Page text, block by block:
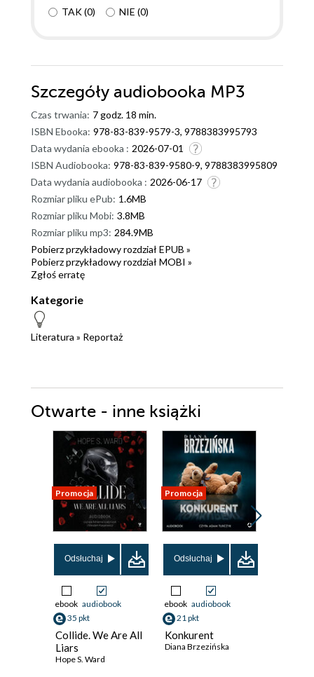
poznawać kolejne sprawy, ktorymi się kiedyś
miłośnikom reportażow, kryminałow i thrillerow.
TAK(0) NIE (0)
Szczegóły audiobooka MP3
Czas trwania: 7 godz. 18 min.
ISBN Ebooka: 978-83-839-9579-3, 9788383995793
Data wydania ebooka : 2026-07-01
ISBN Audiobooka: 978-83-839-9580-9, 9788383995809
Data wydania audiobooka : 2026-06-17
Rozmiar pliku ePub: 1.6MB
Rozmiar pliku Mobi: 3.8MB
Rozmiar pliku mp3: 284.9MB
Pobierz przykładowy rozdział EPUB »
Pobierz przykładowy rozdział MOBI »
Zgłoś erratę
Kategorie
Literatura » Reportaż
Otwarte - inne książki
Promocja
Odsłuchaj
ebook audiobook
35 pkt
Collide. We Are All
Liars
Hope S. Ward
Promocja
Odsłuchaj
ebook audiobook
21 pkt
Konkurent
Diana Brzezińska